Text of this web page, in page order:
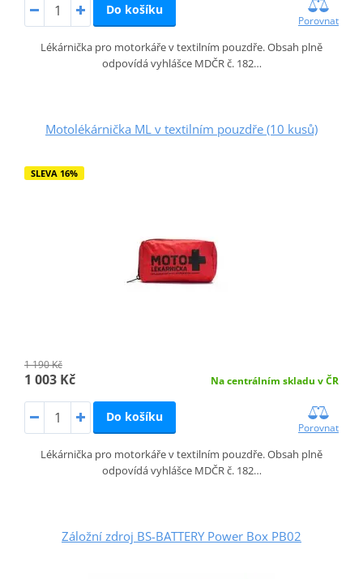
Do košíku
Porovnat
Lékárnička pro motorkáře v textilním pouzdře. Obsah plně
odpovídá vyhlášce MDČR č. 182…
Motolékárnička ML v textilním pouzdře (10 kusů)
SLEVA 16%
1 190 Kč
1 003 Kč Na centrálním skladu v ČR
Do košíku
Porovnat
Lékárnička pro motorkáře v textilním pouzdře. Obsah plně
odpovídá vyhlášce MDČR č. 182…
Záložní zdroj BS-BATTERY Power Box PB02